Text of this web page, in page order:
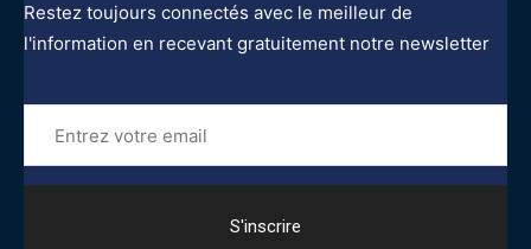
Restez toujours connectés avec le meilleur de
l'information en recevant gratuitement notre newsletter
Entrez
votre
email